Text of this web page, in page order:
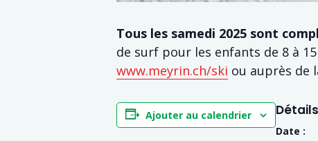
Tous les samedi 2025 sont
de surf pour les enfants de 8 à
www.meyrin.ch/ski ou auprès de
Ajouter au calendrier Détails
Date :